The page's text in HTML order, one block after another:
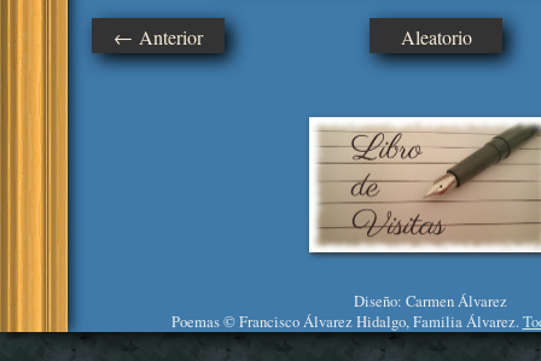
← Anterior Aleatorio
Diseño: Carmen Álvarez
Poemas © Francisco Álvarez Hidalgo, Familia Álvarez.